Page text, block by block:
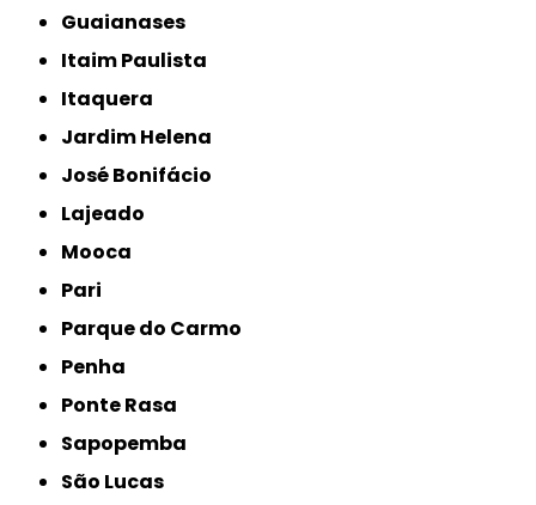
Guaianases
Itaim Paulista
Itaquera
Jardim Helena
José Bonifácio
Lajeado
Mooca
Pari
Parque do Carmo
Penha
Ponte Rasa
Sapopemba
São Lucas